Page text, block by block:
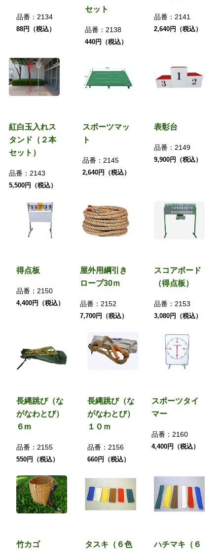
品番： 2134
88円（税込）
セット
品番： 2138
440円（税込）
品番： 2141
2,640円（税込）
紅白玉入れス
タンド（２本
セット）
品番： 2143
5,500円（税込）
スポーツマッ
ト
品番： 2145
2,640円（税込）
表彰台
品番： 2149
9,900円（税込）
得点板
品番： 2150
4,400円（税込）
屋外用綱引き
ロープ30ｍ
品番： 2152
7,700円（税込）
スコアボード
（得点板）
品番： 2153
3,080円（税込）
長縄跳び（な
がなわとび）
６m
品番： 2155
550円（税込）
長縄跳び（な
がなわとび）
１０ｍ
品番： 2156
660円（税込）
スポーツタイ
マー
品番： 2160
4,400円（税込）
竹カゴ
タスキ（６色
ハチマキ（６